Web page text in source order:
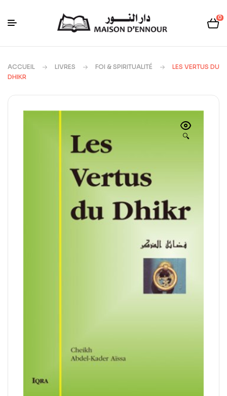
0
ACCUEIL LIVRES FOI & SPIRITUALITÉ
LES VERTUS DU
DHIKR
🔍